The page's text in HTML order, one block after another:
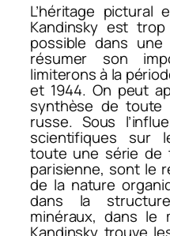
L’héritage pictural
Kandinsky est
possible dans une
résumer son
limiterons à la
et 1944. On peut
synthèse de toute
russe. Sous
scientifiques sur
toute une série de
parisienne, sont le
de la nature
dans la
minéraux, dans le